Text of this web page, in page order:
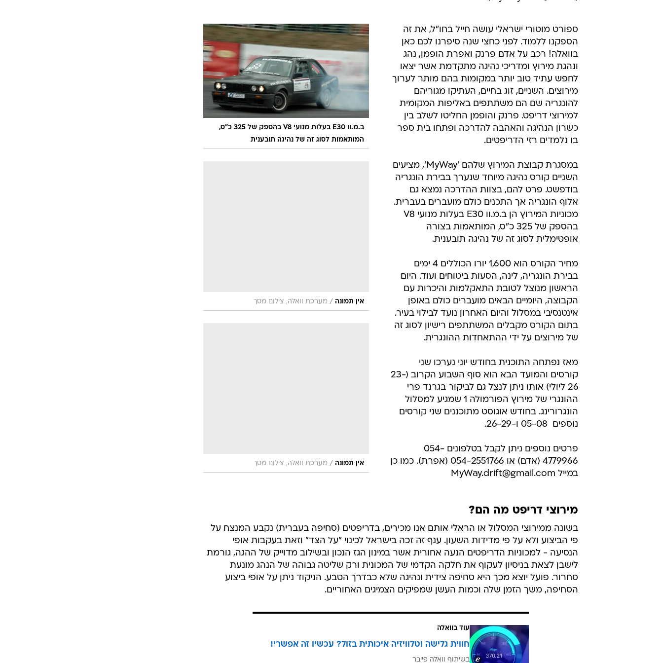
ב.מ.וו E30 בעלות מנועי V8 בהספק של 325 כ"ס,
המותאמות לסוג זה של נהיגה תובענית
אין תמונה / מערכת וואלה, צילום מסך
אין תמונה / מערכת וואלה, צילום מסך
ספורט מוטורי ישראלי עושה חייל בחו"ל, את זה
הספקנו ללמוד. לפני כחצי שנה סיפרנו לכם כאן
בוואלה! רכב על אדם פרנק ואפרת הופמן, נהג
ונהגת מירוץ ומדריכי נהיגה מתקדמת אשר יצאו
לחפש עתיד טוב יותר במקומות בהם מותר לערוך
מירוצים. השניים, זוג בחיים, העתיקו מגוריהם
להונגריה שם הם משתתפים באליפות המקומית
למירוצי דריפט. פרנק והופמן החליטו לשלב בין
כשרון הנהיגה והאהבה להדרכה ופתחו בית ספר
בו נלמדים רזי הדריפטים.
במסגרת קבוצת המירוץ שלהם 'MyWay', מציעים
השניים קורס נהיגה מיוחד שנערך בבירת הונגריה
בודפשט. פרט להם, בצוות ההדרכה נמצא גם
אלוף הונגריה אך התכנים כולם מועברים בעברית.
מכוניות המירוץ הן ב.מ.וו E30 בעלות מנועי V8
בהספק של 325 כ"ס, המותאמות בצורה
אופטימלית לסוג זה של נהיגה תובענית.
מחיר הקורס הוא 1,600 יורו הכוללים 4 ימים
בבירת הונגריה, לינה, הסעות ביטוחים ועוד. היום
הראשון מנוצל לטובת התאקלמות והיכרות עם
הקבוצה, היומיים הבאים מועברים כולם באופן
אינטנסיבי במסלול והיום האחרון נועד לבילוי בעיר.
בתום הקורס מקבלים המשתתפים רישיון לסוג זה
של מירוצים על ידי ההתאחדות ההונגרית.
מאז נפתחה התוכנית בחודש יוני נערכו שני
קורסים והמועד הבא הוא סוף השבוע הקרוב (23-
26 ליולי) אותו ניתן לנצל גם לביקור בגרנד פרי
ההונגרי של מירוץ הפורמולה 1 שמגיע למסלול
הונגרורינג. בחודש אוגוסט מתוכננים שני קורסים
נוספים  05-08 ו-26-29.
פרטים נוספים ניתן לקבל בטלפונים 054-
4779966 (אדם) או 054-2551766 (אפרת). כמו כן
במייל MyWay.drift@gmail.com
מירוצי דריפט מה הם?
בשונה ממירוצי המסלול או הראלי אותם אנו מכירים, בדריפטים (סחיפה בעברית) נקבע המנצח על
פי הביצוע ולא על פי מדידות השעון. ענף זה זכה בישראל לכינוי "על הצד" וזאת בעקבות אופי
הנסיעה - למכוניות הדריפטים הנעה אחורית אשר במינון הגז הנכון ובשילוב מדוייק של ההגה, גורמת
לישבן לצאת בניסיון לעקוף את חלקה הקדמי של המכונית ורק שליטה גבוהה של הנהג מונעת
סחרור. פועל יוצא מכך היא סחיפה צידית ונהיגה שלא כבדרך הטבע. הניקוד ניתן על אופי ביצוע
הסחיפה, משך הזמן שלה וכמות העשן שמפיקים הצמיגים האחוריים.
עוד בוואלה
חווית גלישה וטלוויזיה איכותית בזול? עכשיו זה אפשרי!
בשיתוף וואלה פייבר